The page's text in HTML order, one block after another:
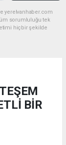
yerelvanhaber.com
sorumluluğu tek
hiçbir şekilde
BİR